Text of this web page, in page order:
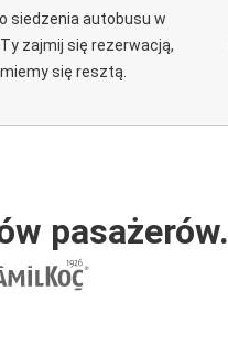
siedzenia autobusu w
zajmij się rezerwacją,
się resztą.
pasażerów.